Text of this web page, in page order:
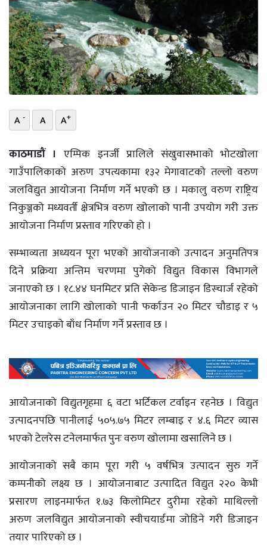
भिडियो
छापा
खोज
प्रोफाइल
ऊर्जा
A - A A+
काठमाडौं । एम्पिक इनर्जी प्रालिले संखुवासभाको भोटखोला
गाउँपालिकाको अरुण उपत्यकामा १३२ मेगावाटको तल्लो वरुण
जलविद्युत आयोजना निर्माण गर्ने भएको छ । मकालु वरुण राष्ट्रिय
निकुञ्जको मध्यवर्ती क्षेत्रभित्र वरुण खोलाको पानी उपयोग गरी उक्त
आयोजना निर्माण प्रस्ताव गरिएको हो ।
सम्भाव्यता अध्ययन पूरा भएको आयोजनाको उत्पादन अनुमतिपत्र
दिने प्रक्रिया अन्तिम चरणमा पुगेको विद्युत विकास विभागले
जनाएको छ । १८.४४ घनमिटर प्रति सेकेन्ड डिजाइन डिस्चार्ज रहेको
आयोजनाका लागि खोलाको पानी फर्काउन २० मिटर चौडाइ र ५
मिटर उचाइको बाँध निर्माण गर्ने प्रस्ताव छ ।
आयोजनाको विद्युतगृहमा ६ वटा भर्टिकल टर्वाइन रहनेछ । विद्युत
उत्पादनपछि पानीलाई ५०५.७५ मिटर लम्बाइ र ४.६ मिटर व्यास
भएको टेलरेस टनेलमार्फत पुनः वरुण खोलामा खसालिने छ ।
आयोजनाको सबै काम पूरा गरी ५ वर्षभित्र उत्पादन सुरु गर्ने
कम्पनीको लक्ष्य छ । आयोजनाबाट उत्पादित विद्युत २२० केभी
प्रसारण लाइनमार्फत १.७३ किलोमिटर दुरीमा रहेको माथिल्लो
अरुण जलविद्युत आयोजनाको स्वीचयार्डमा जोडिने गरी डिजाइन
तयार पारिएको छ ।